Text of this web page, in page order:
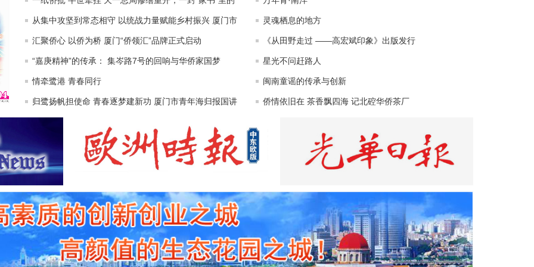
侨乡故事
从集中攻坚到常态相守 以统战力量赋能乡村振兴 厦门市
委统战部获评组团帮扶工作表现突出单位并深化常态化联
络服务
汇聚侨心 以侨为桥 厦门“侨领汇”品牌正式启动
“嘉庚精神”的传承： 集岑路7号的回响与华侨家国梦
情牵鹭港 青春同行
归鹭扬帆担使命 青春逐梦建新功 厦门市青年海归报国讲
灵魂栖息的地方
《从田野走过 ——高宏斌印象》出版发行
星光不问赶路人
闽南童谣的传承与创新
侨情依旧在 茶香飘四海 记北硿华侨茶厂